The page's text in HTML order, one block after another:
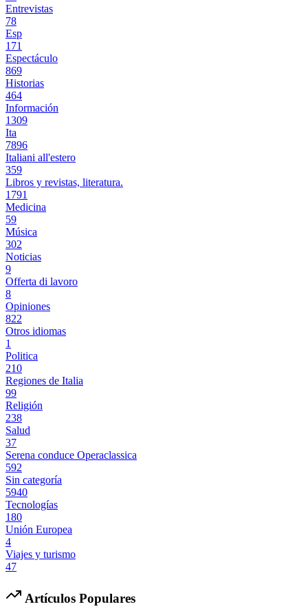
Entrevistas
78
Esp
171
Espectáculo
869
Historias
464
Información
1309
Ita
7896
Italiani all'estero
359
Libros y revistas, literatura.
1791
Medicina
59
Música
302
Noticias
9
Offerta di lavoro
8
Opiniones
822
Otros idiomas
1
Politica
210
Regiones de Italia
99
Religión
238
Salud
37
Serena conduce Operaclassica
592
Sin categoría
5940
Tecnologías
180
Unión Europea
4
Viajes y turismo
47
Artículos Populares